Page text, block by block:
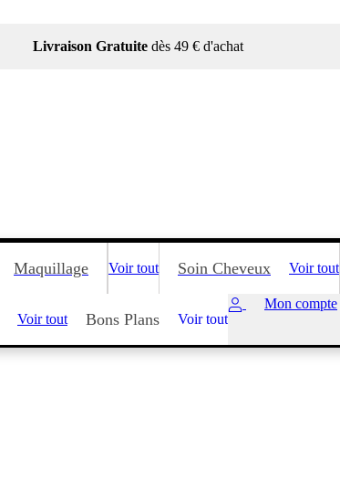
Livraison Gratuitedès 49 € d'achat
Maquillage Voir tout Soin Cheveux Voir tout
Voir tout Bons Plans Voir tout
Mon compte